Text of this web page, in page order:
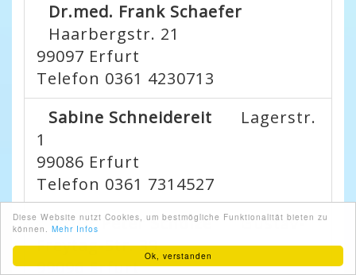
Ok, verstanden
Diese Website nutzt Cookies, um bestmögliche Funktionalität bieten zu
können. Mehr Infos
Dr.med. Frank Schaefer
Haarbergstr. 21
99097 Erfurt
Telefon 0361 4230713
Sabine Schneidereit
Lagerstr.
1
99086 Erfurt
Telefon 0361 7314527
MUDr Peter Scholze
Gustav-
Freytag-Str. 39
99096 Erfurt